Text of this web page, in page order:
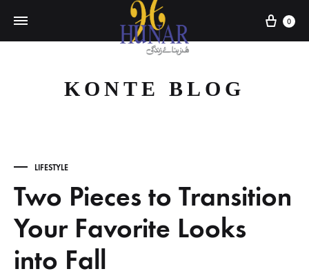
Cart
0
KONTE BLOG
LIFESTYLE
Two Pieces to Transition
Your Favorite Looks
into Fall